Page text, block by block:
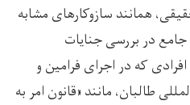
همانند سازوکارهای مشابه
جامع در بررسی جنایات
که در اجرای فرامین و
طالبان، مانند «قانون امر به